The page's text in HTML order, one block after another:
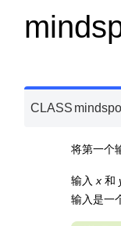
CLASS
将第一个
输入 x 和
输入是一